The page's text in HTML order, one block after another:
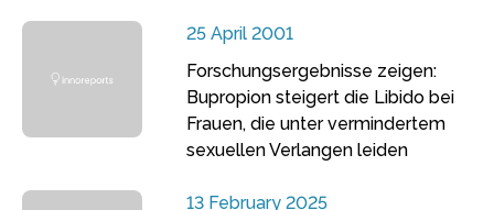
25 April 2001
Forschungsergebnisse zeigen:
Bupropion steigert die Libido bei
Frauen, die unter vermindertem
sexuellen Verlangen leiden
13 February 2025